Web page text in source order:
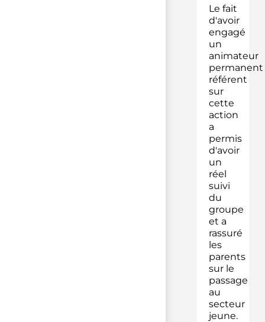
Le fait
d'avoir
engagé
un
animateur
permanent
référent
sur
cette
action
a
permis
d'avoir
un
réel
suivi
du
groupe
et a
rassuré
les
parents
sur le
passage
au
secteur
jeune.